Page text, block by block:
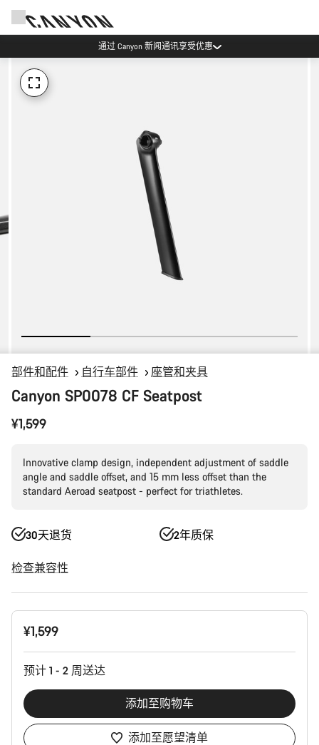
通过 Canyon 新闻通讯享受优惠
部件和配件 自行车部件 座管和夹具
Canyon SP0078 CF Seatpost
¥1,599
Innovative clamp design, independent adjustment of saddle
angle and saddle offset, and 15 mm less offset than the
standard Aeroad seatpost - perfect for triathletes.
30天退货 2年质保
检查兼容性
产
¥1,599
预计 1 - 2 周送达
添加至购物车
添加至愿望清单